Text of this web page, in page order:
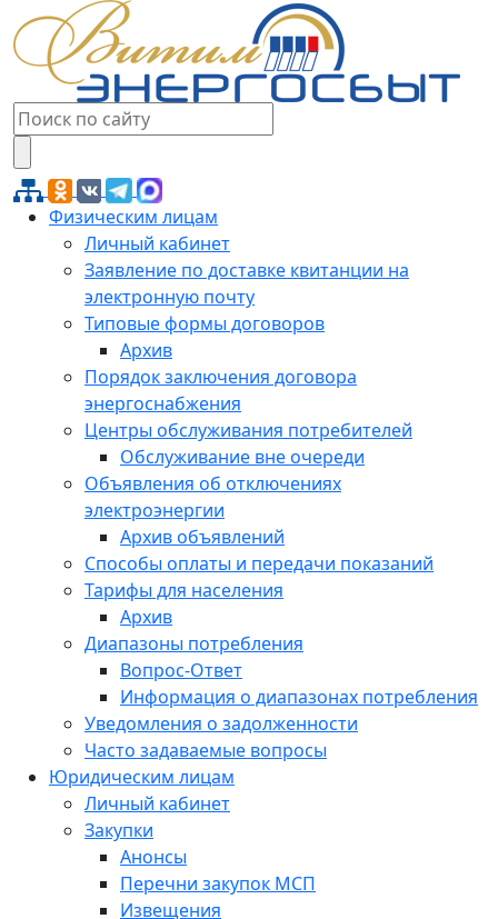
Физическим лицам
Личный кабинет
Заявление по доставке квитанции на
электронную почту
Типовые формы договоров
Архив
Порядок заключения договора
энергоснабжения
Центры обслуживания потребителей
Обслуживание вне очереди
Объявления об отключениях
электроэнергии
Архив объявлений
Способы оплаты и передачи показаний
Тарифы для населения
Архив
Диапазоны потребления
Вопрос-Ответ
Информация о диапазонах потребления
Уведомления о задолженности
Часто задаваемые вопросы
Юридическим лицам
Личный кабинет
Закупки
Анонсы
Перечни закупок МСП
Извещения